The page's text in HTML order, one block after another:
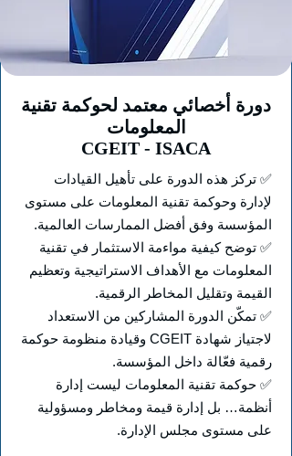
دورة أخصائي معتمد لحوكمة تقنية
المعلومات
CGEIT - ISACA
✅ تركز هذه الدورة على تأهيل القيادات
لإدارة وحوكمة تقنية المعلومات على مستوى
المؤسسة وفق أفضل الممارسات العالمية.
✅ توضح كيفية مواءمة الاستثمار في تقنية
المعلومات مع الأهداف الاستراتيجية وتعظيم
القيمة وتقليل المخاطر الرقمية.
✅ تمكّن الدورة المشاركين من الاستعداد
لاجتياز شهادة CGEIT وقيادة منظومة حوكمة
رقمية فعّالة داخل المؤسسة.
✅ حوكمة تقنية المعلومات ليست إدارة
أنظمة… بل إدارة قيمة ومخاطر ومسؤولية
على مستوى مجلس الإدارة.